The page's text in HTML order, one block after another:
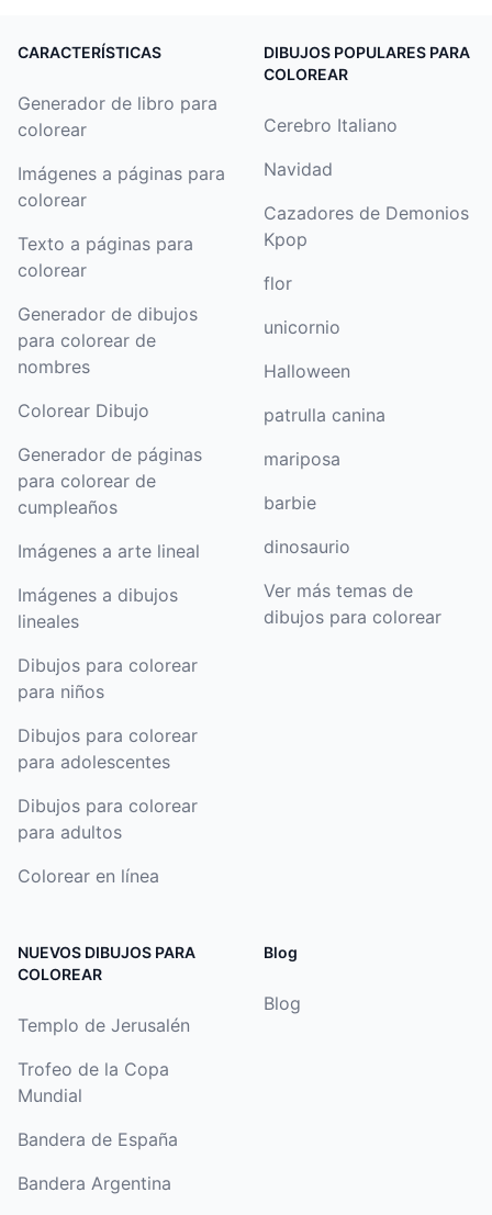
CARACTERÍSTICAS
Generador de libro para
colorear
Imágenes a páginas para
colorear
Texto a páginas para
colorear
Generador de dibujos
para colorear de
nombres
Colorear Dibujo
Generador de páginas
para colorear de
cumpleaños
Imágenes a arte lineal
Imágenes a dibujos
lineales
Dibujos para colorear
para niños
Dibujos para colorear
para adolescentes
Dibujos para colorear
para adultos
Colorear en línea
DIBUJOS POPULARES PARA
COLOREAR
Cerebro Italiano
Navidad
Cazadores de Demonios
Kpop
flor
unicornio
Halloween
patrulla canina
mariposa
barbie
dinosaurio
Ver más temas de
dibujos para colorear
NUEVOS DIBUJOS PARA
COLOREAR
Templo de Jerusalén
Trofeo de la Copa
Mundial
Bandera de España
Bandera Argentina
Blog
Blog